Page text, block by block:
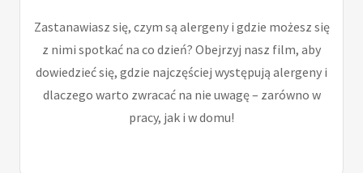
Zastanawiasz się, czym są alergeny i gdzie możesz się
z nimi spotkać na co dzień? Obejrzyj nasz film, aby
dowiedzieć się, gdzie najczęściej występują alergeny i
dlaczego warto zwracać na nie uwagę – zarówno w
pracy, jak i w domu!